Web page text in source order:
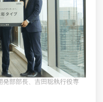
発部部長、吉田聡執行役専